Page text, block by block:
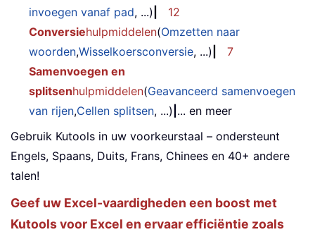
invoegen vanaf pad, ...)
12
Conversiehulpmiddelen(Omzetten naar
woorden,Wisselkoersconversie, ...)
7
Samenvoegen en
splitsenhulpmiddelen(Geavanceerd samenvoegen
van rijen,Cellen splitsen, ...) ... en meer
Gebruik Kutools in uw voorkeurstaal – ondersteunt
Engels, Spaans, Duits, Frans, Chinees en 40+ andere
talen!
Geef uw Excel-vaardigheden een boost met
Kutools voor Excel en ervaar efficiëntie zoals